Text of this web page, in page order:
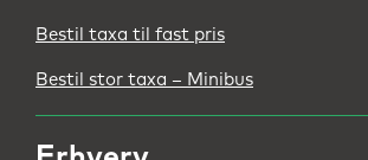
Bestil taxa til fast pris
Bestil stor taxa – Minibus